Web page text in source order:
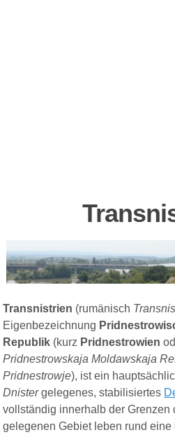
Transnistrien (rumänisch
Eigenbezeichnung
Republik (kurz Pridnestrowien
Pridnestrowskaja Moldawskaja
Pridnestrowje), ist ein
Dnistergelegenes, stabilisiertes
vollständig innerhalb der Grenzen
gelegenen Gebiet leben rund